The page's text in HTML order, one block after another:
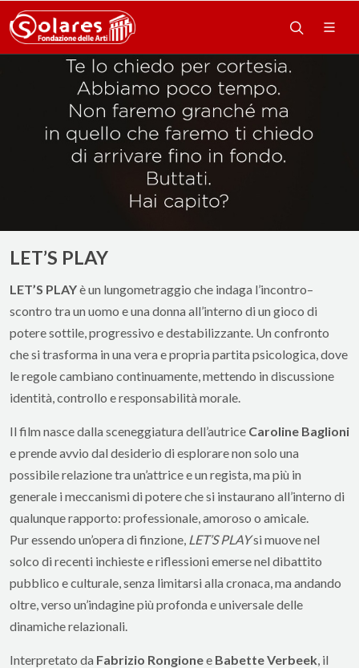
LET’S PLAY
LET’S PLAYè un lungometraggio che indaga l’incontro–
scontro tra un uomo e una donna all’interno di un gioco di
potere sottile, progressivo e destabilizzante. Un confronto
che si trasforma in una vera e propria partita psicologica, dove
le regole cambiano continuamente, mettendo in discussione
identità, controllo e responsabilità morale.
Il film nasce dalla sceneggiatura dell’autrice Caroline Baglioni
e prende avvio dal desiderio di esplorare non solo una
possibile relazione tra un’attrice e un regista, ma più in
generale i meccanismi di potere che si instaurano all’interno di
qualunque rapporto: professionale, amoroso o amicale.
Pur essendo un’opera di finzione, LET’S PLAYsi muove nel
solco di recenti inchieste e riflessioni emerse nel dibattito
pubblico e culturale, senza limitarsi alla cronaca, ma andando
oltre, verso un’indagine più profonda e universale delle
dinamiche relazionali.
Interpretato da Fabrizio Rongionee Babette Verbeek, il